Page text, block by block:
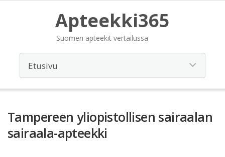
Apteekki365
Suomen apteekit vertailussa
Tampereen yliopistollisen sairaalan
sairaala-apteekki